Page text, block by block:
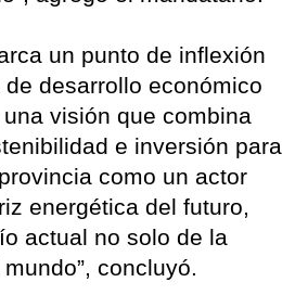
un punto de inflexión
desarrollo económico
visión que combina
e inversión para
como un actor
energética del futuro,
actual no solo de la
concluyó.